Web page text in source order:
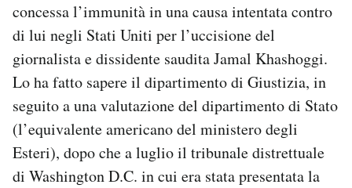
Newsletter
Notifiche mobile
Regala il Post
Hai bisogno di aiuto?
Esci
concessa l’immunità in una causa intentata contro
di lui negli Stati Uniti per l’uccisione del
giornalista e dissidente saudita Jamal Khashoggi.
Lo ha fatto sapere il dipartimento di Giustizia, in
seguito a una valutazione del dipartimento di Stato
(l’equivalente americano del ministero degli
Esteri), dopo che a luglio il tribunale distrettuale
di Washington D.C. in cui era stata presentata la